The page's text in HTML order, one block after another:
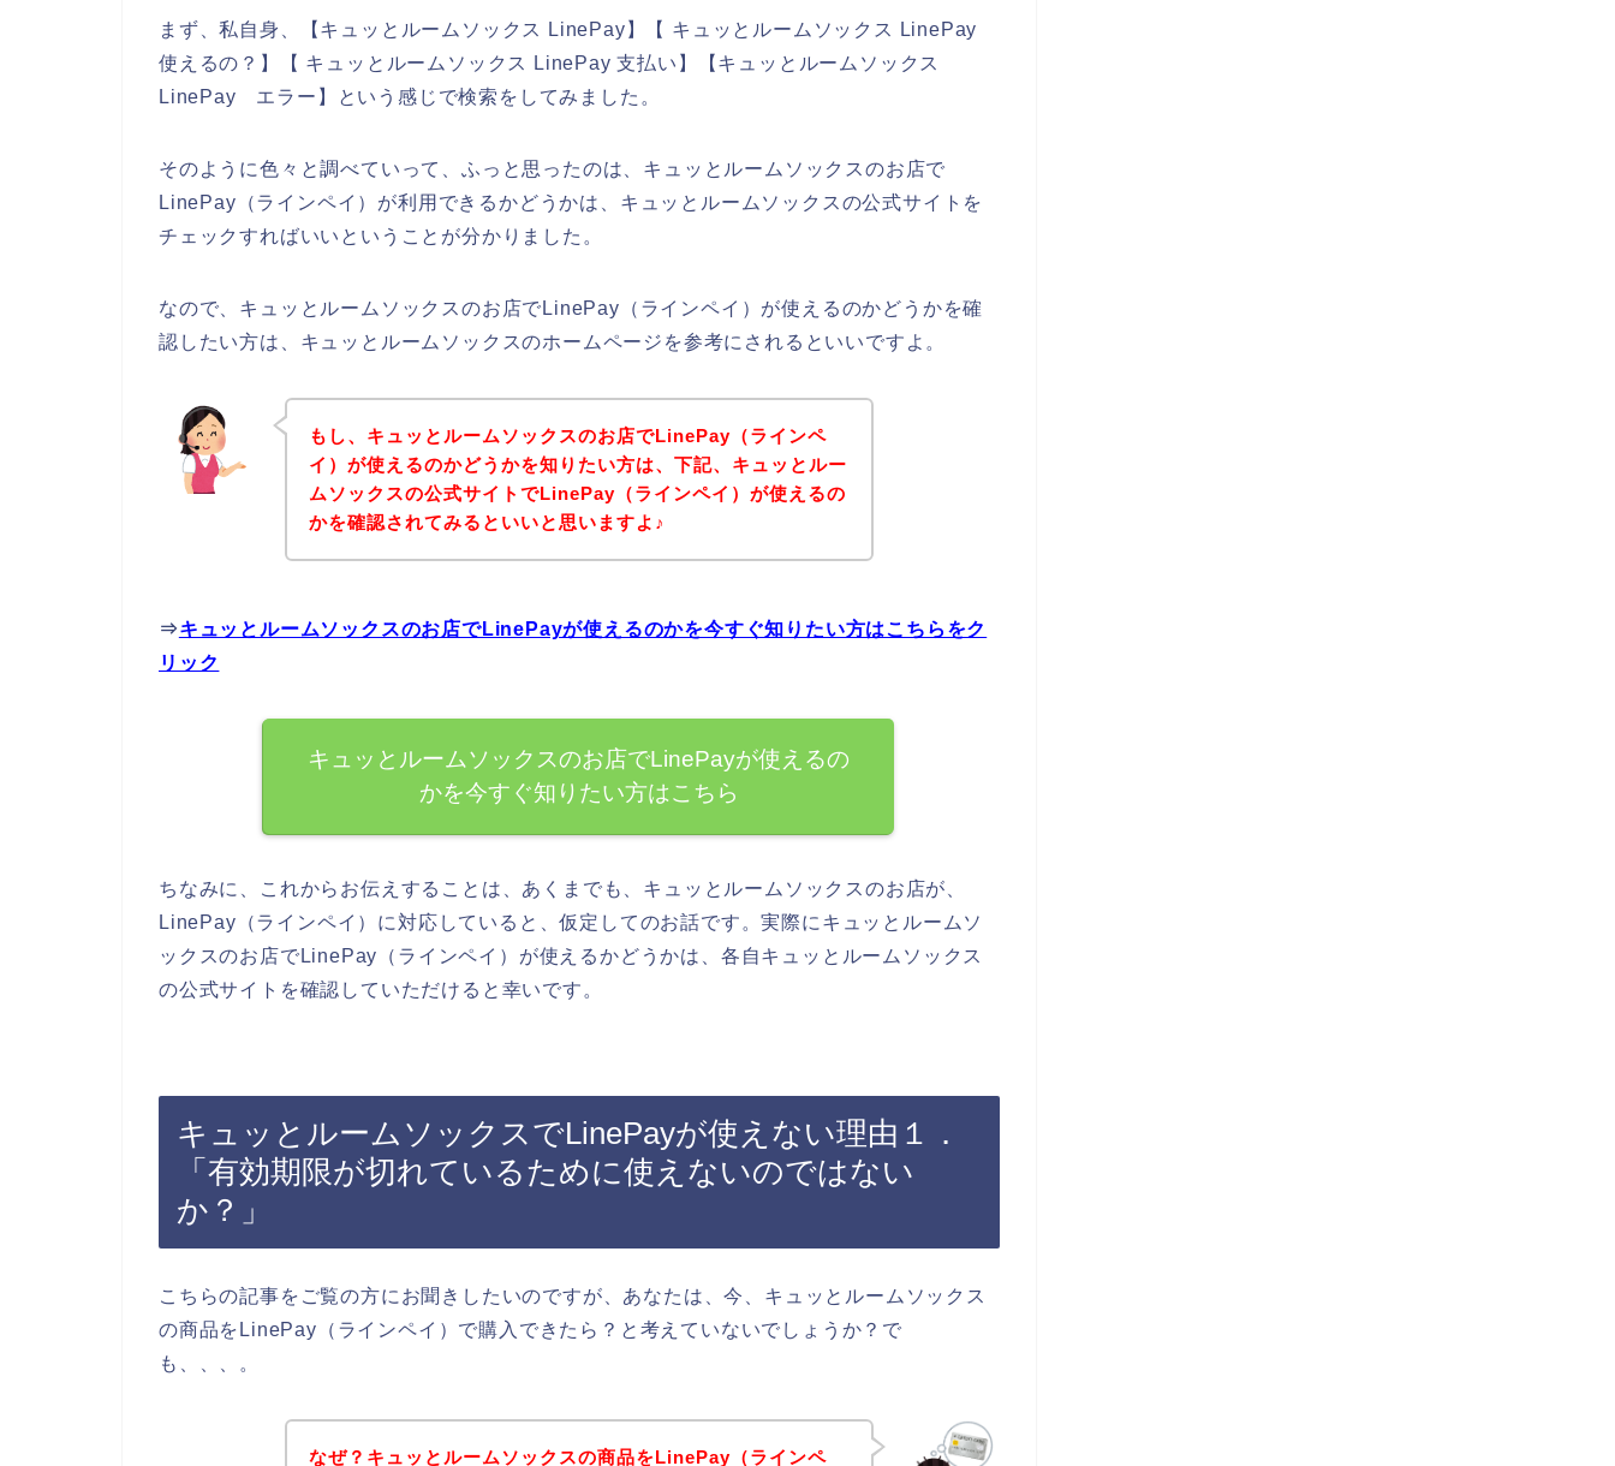
まず、私自身、【キュッとルームソックス LinePay】【 キュッとルームソックス LinePay
使えるの？】【 キュッとルームソックス LinePay 支払い】【キュッとルームソックス
LinePay エラー】という感じで検索をしてみました。
そのように色々と調べていって、ふっと思ったのは、キュッとルームソックスのお店で
LinePay（ラインペイ）が利用できるかどうかは、キュッとルームソックスの公式サイトを
チェックすればいいということが分かりました。
なので、キュッとルームソックスのお店でLinePay（ラインペイ）が使えるのかどうかを確
認したい方は、キュッとルームソックスのホームページを参考にされるといいですよ。
もし、キュッとルームソックスのお店でLinePay（ラインペ
イ）が使えるのかどうかを知りたい方は、下記、キュッとルー
ムソックスの公式サイトでLinePay（ラインペイ）が使えるの
かを確認されてみるといいと思いますよ♪
⇒キュッとルームソックスのお店でLinePayが使えるのかを今すぐ知りたい方はこちらをク
リック
キュッとルームソックスのお店でLinePayが使えるの
かを今すぐ知りたい方はこちら
ちなみに、これからお伝えすることは、あくまでも、キュッとルームソックスのお店が、
LinePay（ラインペイ）に対応していると、仮定してのお話です。実際にキュッとルームソ
ックスのお店でLinePay（ラインペイ）が使えるかどうかは、各自キュッとルームソックス
の公式サイトを確認していただけると幸いです。
キュッとルームソックスでLinePayが使えない理由１．
「有効期限が切れているために使えないのではない
か？」
こちらの記事をご覧の方にお聞きしたいのですが、あなたは、今、キュッとルームソックス
の商品をLinePay（ラインペイ）で購入できたら？と考えていないでしょうか？で
も、、、。
なぜ？キュッとルームソックスの商品をLinePay（ラインペ